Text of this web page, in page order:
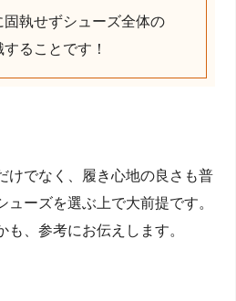
執せずシューズ全体の
ることです！
けでなく、履き心地の良さも普
ーズを選ぶ上で大前提です。
、参考にお伝えします。